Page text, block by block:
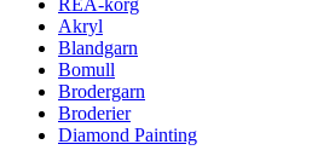
REA-korg
Akryl
Blandgarn
Bomull
Brodergarn
Broderier
Diamond Painting